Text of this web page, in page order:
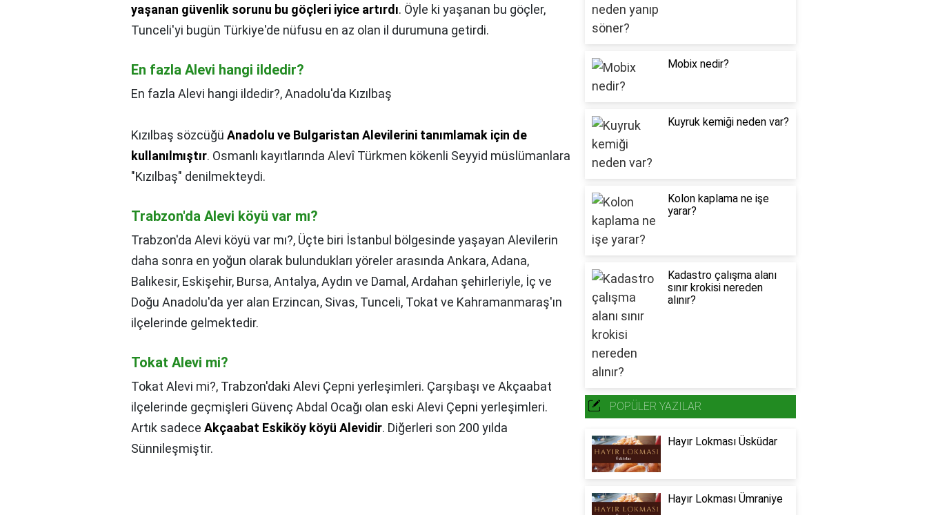
yaşanan güvenlik sorunu bu göçleri iyice artırdı. Öyle ki yaşanan bu göçler,
Tunceli'yi bugün Türkiye'de nüfusu en az olan il durumuna getirdi.
En fazla Alevi hangi ildedir?
En fazla Alevi hangi ildedir?,Anadolu'da Kızılbaş
Kızılbaş sözcüğü Anadolu ve Bulgaristan Alevilerini tanımlamak için de
kullanılmıştır. Osmanlı kayıtlarında Alevî Türkmen kökenli Seyyid müslümanlara
"Kızılbaş" denilmekteydi.
Trabzon'da Alevi köyü var mı?
Trabzon'da Alevi köyü var mı?, Üçte biri İstanbul bölgesinde yaşayan Alevilerin
daha sonra en yoğun olarak bulundukları yöreler arasında Ankara, Adana,
Balıkesir, Eskişehir, Bursa, Antalya, Aydın ve Damal, Ardahan şehirleriyle, İç ve
Doğu Anadolu'da yer alan Erzincan, Sivas, Tunceli, Tokat ve Kahramanmaraş'ın
ilçelerinde gelmektedir.
Tokat Alevi mi?
Tokat Alevi mi?, Trabzon'daki Alevi Çepni yerleşimleri. Çarşıbaşı ve Akçaabat
ilçelerinde geçmişleri Güvenç Abdal Ocağı olan eski Alevi Çepni yerleşimleri.
Artık sadece Akçaabat Eskiköy köyü Alevidir. Diğerleri son 200 yılda
Sünnileşmiştir.
Mobix nedir?
Kuyruk kemiği neden var?
Kolon kaplama ne işe
yarar?
Kadastro çalışma alanı
sınır krokisi nereden
alınır?
POPÜLER YAZILAR
Hayır Lokması Üsküdar
Hayır Lokması Ümraniye